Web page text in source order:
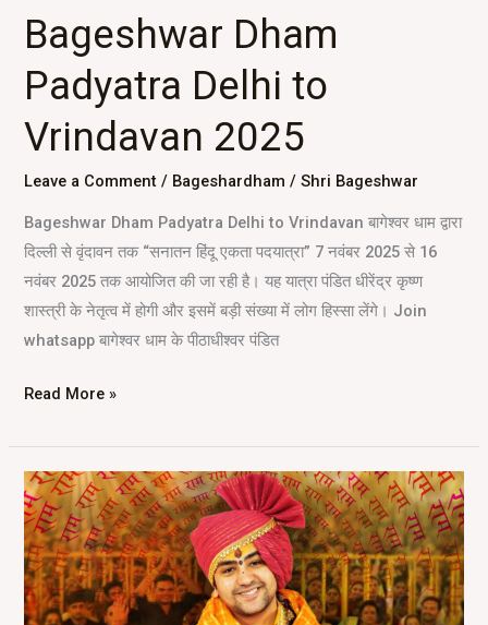
Bageshwar Dham
Padyatra Delhi to
Vrindavan 2025
Leave a Comment / Bageshardham /Shri Bageshwar
Bageshwar Dham Padyatra Delhi to Vrindavan बागेश्वर धाम द्वारा
दिल्ली से वृंदावन तक “सनातन हिंदू एकता पदयात्रा” 7 नवंबर 2025 से 16
नवंबर 2025 तक आयोजित की जा रही है। यह यात्रा पंडित धीरेंद्र कृष्ण
शास्त्री के नेतृत्व में होगी और इसमें बड़ी संख्या में लोग हिस्सा लेंगे। Join
whatsapp बागेश्वर धाम के पीठाधीश्वर पंडित
Read More »
Dham
Darshan